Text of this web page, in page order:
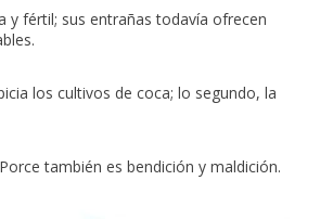
y fértil; sus entrañas todavía ofrecen
los cultivos de coca; lo segundo, la
también es bendición y maldición.